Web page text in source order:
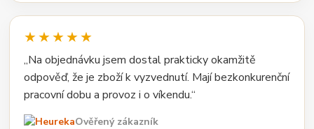
★★★★★
„Na objednávku jsem dostal prakticky okamžitě
odpověď, že je zboží k vyzvednutí. Mají bezkonkurenční
pracovní dobu a provoz i o víkendu.“
Ověřený zákazník